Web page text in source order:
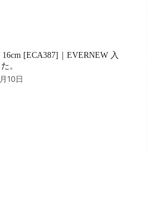
[ECA387]｜EVERNEW 入
。
10日